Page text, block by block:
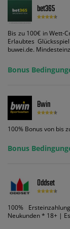
bet365
Bis zu 100€ in Wett-
Erlaubtes
buwei.de.
ein und wir geben
Wett-Credits, wenn
Wett-Credits aus. Es
Code VIPANGEBOT
ändert dies den
Bonus
Bwin
100% Bonus von bis
Bonus
Oddset
100%
Neukunden * 18+ |